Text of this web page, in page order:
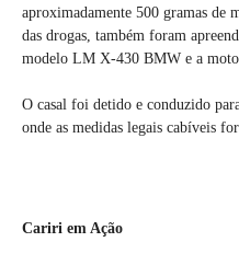
aproximadamente 500 gramas de
das drogas, também foram
modelo LM X-430 BMW e a
O casal foi detido e conduzido
onde as medidas legais cabíveis
Cariri em Ação